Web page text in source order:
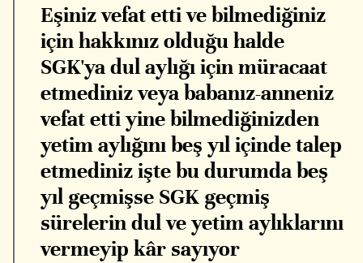
Eşiniz vefat etti ve bilmediğiniz
için hakkınız olduğu halde
SGK'ya dul aylığı için müracaat
etmediniz veya babanız-anneniz
vefat etti yine bilmediğinizden
yetim aylığını beş yıl içinde talep
etmediniz işte bu durumda beş
yıl geçmişse SGK geçmiş
sürelerin dul ve yetim aylıklarını
vermeyip kâr sayıyor